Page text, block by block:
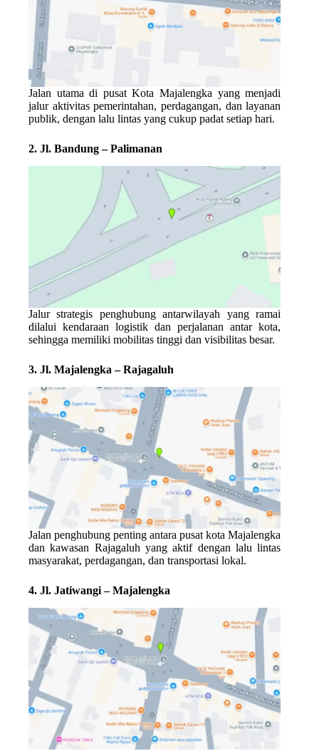
Jalan utama di pusat Kota Majalengka yang menjadi
jalur aktivitas pemerintahan, perdagangan, dan layanan
publik, dengan lalu lintas yang cukup padat setiap hari.
2. Jl. Bandung – Palimanan
Jalur strategis penghubung antarwilayah yang ramai
dilalui kendaraan logistik dan perjalanan antar kota,
sehingga memiliki mobilitas tinggi dan visibilitas besar.
3. Jl. Majalengka – Rajagaluh
Jalan penghubung penting antara pusat kota Majalengka
dan kawasan Rajagaluh yang aktif dengan lalu lintas
masyarakat, perdagangan, dan transportasi lokal.
4. Jl. Jatiwangi – Majalengka